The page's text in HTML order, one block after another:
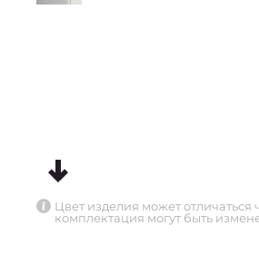
Цвет изделия может
комплектация могут быть